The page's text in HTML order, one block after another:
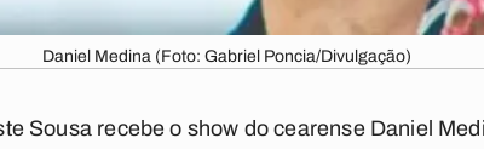
Daniel Medina (Foto: Gabriel Poncia/Divulgação)
Sousa recebe o show do cearense Daniel